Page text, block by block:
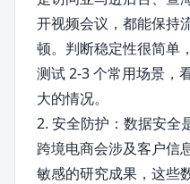
开视频会议，都能保持
顿。判断稳定性很简单
测试 2-3 个常用场景，
大的情况。
2. 安全防护：数据安全
跨境电商会涉及客户信
敏感的研究成果，这些